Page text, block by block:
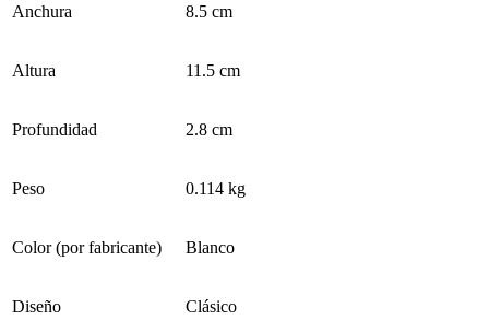
Anchura 8.5 cm
Altura 11.5 cm
Profundidad 2.8 cm
Peso 0.114 kg
Color (por fabricante) Blanco
Diseño Clásico